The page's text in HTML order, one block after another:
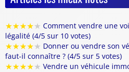
★★★★★ Comment vendre une
légalité (4/5 sur 10 votes)
★★★★★ Donner ou vendre son
faut-il connaître ? (4/5 sur 5 votes)
★★★★★ Vendre un véhicule